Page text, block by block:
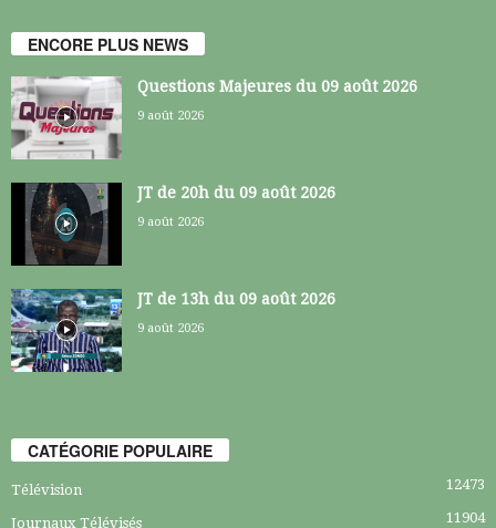
ENCORE PLUS NEWS
Questions Majeures du 09 août 2026
9 août 2026
JT de 20h du 09 août 2026
9 août 2026
JT de 13h du 09 août 2026
9 août 2026
CATÉGORIE POPULAIRE
Télévision 12473
Journaux Télévisés 11904